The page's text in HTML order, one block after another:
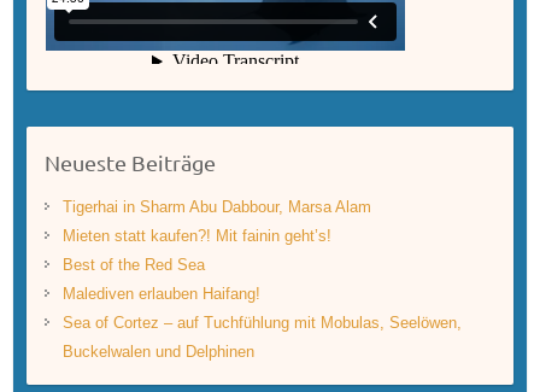
Neueste Beiträge
Tigerhai in Sharm Abu Dabbour, Marsa Alam
Mieten statt kaufen?! Mit fainin geht’s!
Best of the Red Sea
Malediven erlauben Haifang!
Sea of Cortez – auf Tuchfühlung mit Mobulas, Seelöwen,
Buckelwalen und Delphinen